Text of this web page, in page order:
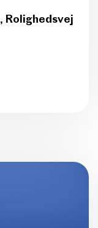
Rolighedsvej